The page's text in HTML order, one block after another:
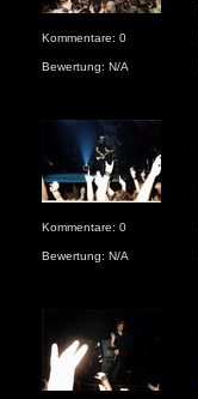
Kommentare: 0
Bewertung: N/A
Kommentare: 0
Bewertung: N/A